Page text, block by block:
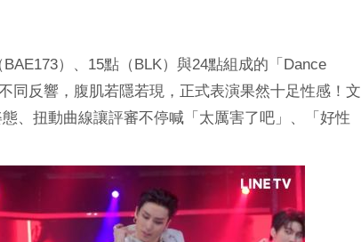
）、15點（BLK）與24點組成的「Dance
同反響，腹肌若隱若現，正式表演果然十足性感！文
、扭動曲線讓評審不停喊「太厲害了吧」、「好性